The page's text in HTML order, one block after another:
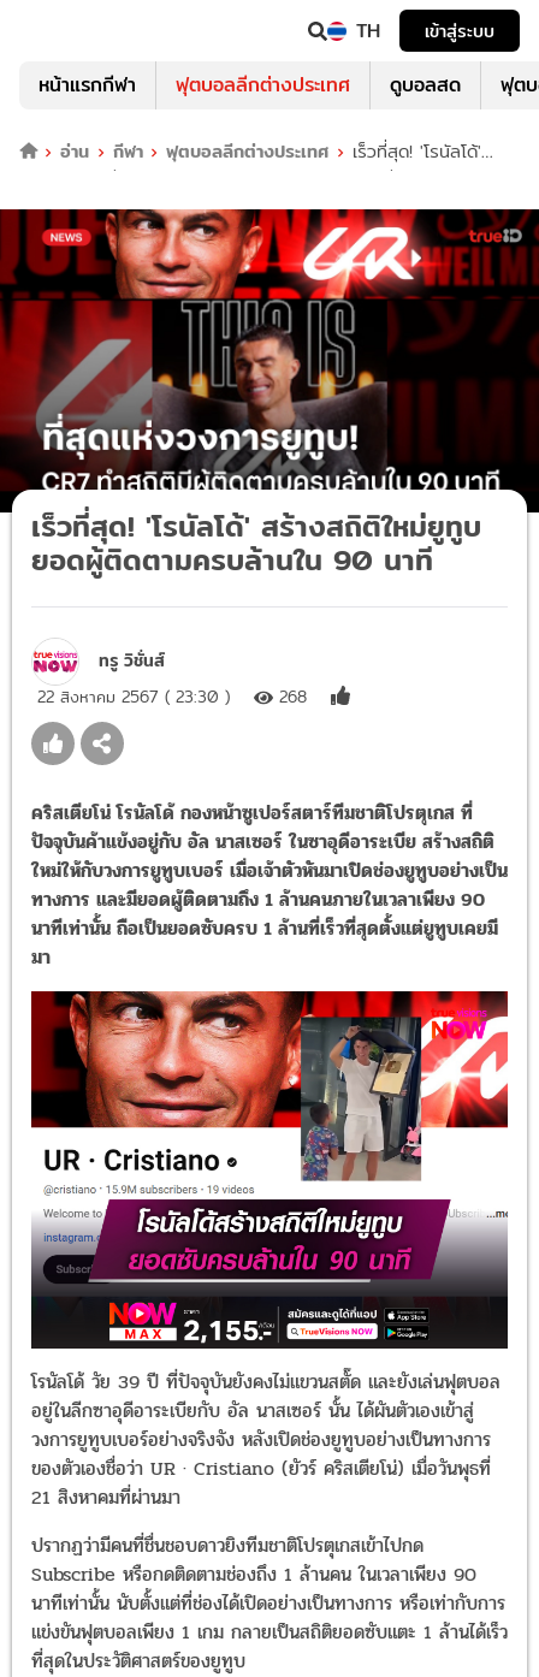
TH เข้าสู่ระบบ
หน้าแรกกีฬา ฟุตบอลลีกต่างประเทศ ดูบอลสด ฟุต
อ่าน กีฬา ฟุตบอลลีกต่างประเทศ
เร็วที่สุด! 'โรนัลโด้'
สร้างสถิติใหม่ยูทูบ ยอดผู้ติดตามครบล้านใน 90 นาที
เร็วที่สุด! 'โรนัลโด้' สร้างสถิติใหม่ยูทูบ
ยอดผู้ติดตามครบล้านใน 90 นาที
ทรู วิชั่นส์
22 สิงหาคม 2567 ( 23:30 ) 268
คริสเตียโน่ โรนัลโด้ กองหน้าซูเปอร์สตาร์ทีมชาติโปรตุเกส ที่
ปัจจุบันค้าแข้งอยู่กับ อัล นาสเซอร์ ในซาอุดีอาระเบีย สร้างสถิติ
ใหม่ให้กับวงการยูทูบเบอร์ เมื่อเจ้าตัวหันมาเปิดช่องยูทูบอย่างเป็น
ทางการ และมียอดผู้ติดตามถึง 1 ล้านคนภายในเวลาเพียง 90
นาทีเท่านั้น ถือเป็นยอดซับครบ 1 ล้านที่เร็วที่สุดตั้งแต่ยูทูบเคยมี
มา
โรนัลโด้ วัย 39 ปี ที่ปัจจุบันยังคงไม่แขวนสตั๊ด และยังเล่นฟุตบอล
อยู่ในลีกซาอุดีอาระเบียกับ อัล นาสเซอร์ นั้น ได้ผันตัวเองเข้าสู่
วงการยูทูบเบอร์อย่างจริงจัง หลังเปิดช่องยูทูบอย่างเป็นทางการ
ของตัวเองชื่อว่า UR · Cristiano (ยัวร์ คริสเตียโน่) เมื่อวันพุธที่
21 สิงหาคมที่ผ่านมา
ปรากฏว่ามีคนที่ชื่นชอบดาวยิงทีมชาติโปรตุเกสเข้าไปกด
Subscribe หรือกดติดตามช่องถึง 1 ล้านคน ในเวลาเพียง 90
นาทีเท่านั้น นับตั้งแต่ที่ช่องได้เปิดอย่างเป็นทางการ หรือเท่ากับการ
แข่งขันฟุตบอลเพียง 1 เกม กลายเป็นสถิติยอดซับแตะ 1 ล้านได้เร็ว
ที่สุดในประวัติศาสตร์ของยูทูบ